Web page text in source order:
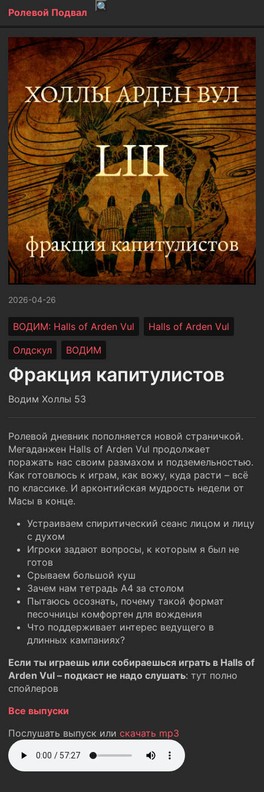
Ролевой Подвал
2026-04-26
ВОДИМ: Halls of Arden Vul
Halls of Arden Vul
Олдскул
ВОДИМ
Фракция капитулистов
Водим Холлы 53
Ролевой дневник пополняется новой страничкой.
Мегаданжен Halls of Arden Vul продолжает
поражать нас своим размахом и подземельностью.
Как готовлюсь к играм, как вожу, куда расти – всё
по классике. И арконтийская мудрость недели от
Масы в конце.
Устраиваем спиритический сеанс лицом и лицу
с духом
Игроки задают вопросы, к которым я был не
готов
Срываем большой куш
Зачем нам тетрадь А4 за столом
Пытаюсь осознать, почему такой формат
песочницы комфортен для вождения
Что поддерживает интерес ведущего в
длинных кампаниях?
Если ты играешь или собираешься играть в Halls of
Arden Vul – подкаст не надо слушать: тут полно
спойлеров
Все выпуски
Послушать выпуск или скачать mp3